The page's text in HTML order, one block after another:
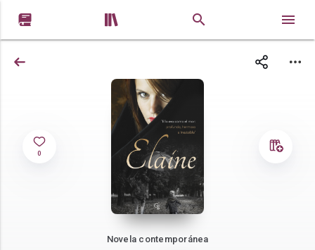
 
0
Novela contemporánea